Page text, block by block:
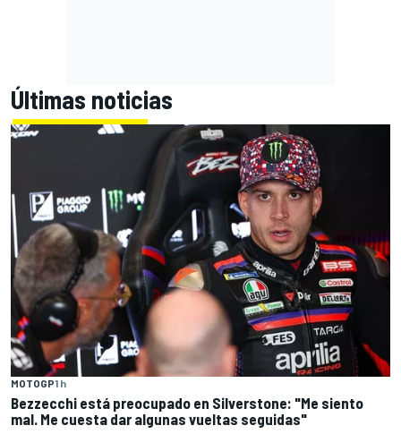
Últimas noticias
MOTOGP1 h
Bezzecchi está preocupado en Silverstone: "Me siento
mal. Me cuesta dar algunas vueltas seguidas"